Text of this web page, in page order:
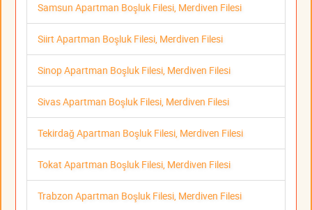
Samsun Apartman Boşluk Filesi, Merdiven Filesi
Siirt Apartman Boşluk Filesi, Merdiven Filesi
Sinop Apartman Boşluk Filesi, Merdiven Filesi
Sivas Apartman Boşluk Filesi, Merdiven Filesi
Tekirdağ Apartman Boşluk Filesi, Merdiven Filesi
Tokat Apartman Boşluk Filesi, Merdiven Filesi
Trabzon Apartman Boşluk Filesi, Merdiven Filesi